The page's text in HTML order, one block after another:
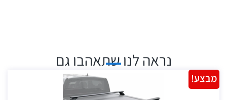
נראה לנו שתאהבו גם
מבצע!